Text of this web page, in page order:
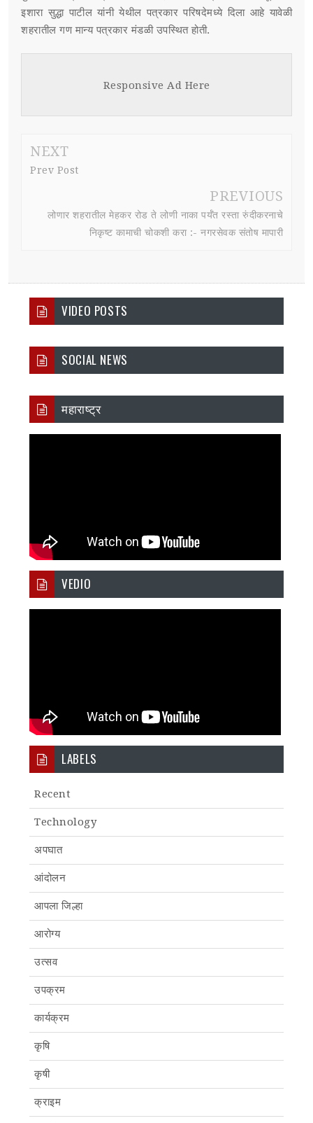
VIDEO POSTS
SOCIAL NEWS
महाराष्ट्र
VEDIO
LABELS
Recent
Technology
अपघात
आंदोलन
आपला जिल्हा
आरोग्य
उत्सव
उपक्रम
कार्यक्रम
कृषि
कृषी
क्राइम
इशारा सुद्धा पाटील यांनी येथील पत्रकार परिषदेमध्ये दिला आहे यावेळी
शहरातील गण मान्य पत्रकार मंडळी उपस्थित होती.
Responsive Ad Here
NEXT
Prev Post
PREVIOUS
लोणार शहरातील मेहकर रोड ते लोणी नाका पर्यँत रस्ता रुंदीकरनाचे
निकृष्ट कामाची चोकशी करा :- नगरसेवक संतोष मापारी